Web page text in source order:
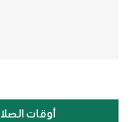
أوقات